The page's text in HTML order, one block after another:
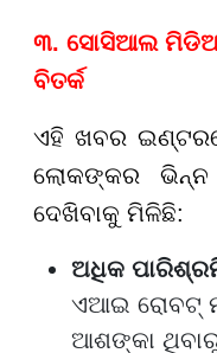
୩. ସୋସିଆଲ
ବିତର୍କ
ଏହି ଖବର
ଲୋକଙ୍କର
ଦେଖିବାକୁ ମିଳିଛି:
ଅଧିକ
ଏଆଇ ରୋବଟ୍
ଆଶଙ୍କା